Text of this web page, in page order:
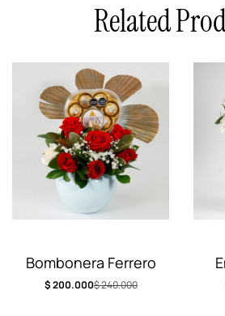
Related
Bombonera Ferrero
$240.000
$200.000